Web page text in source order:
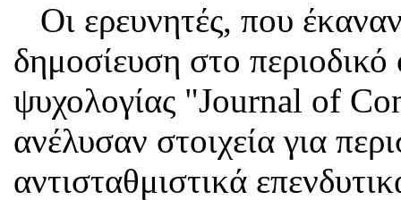
Οι ερευνητές, που
δημοσίευση στο περιοδικό
ψυχολογίας "Journal of
ανέλυσαν στοιχεία για
αντισταθμιστικά